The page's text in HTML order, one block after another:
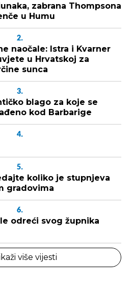
zabrana Thompsona
u Humu
2.
naočale: Istra i Kvarner
u Hrvatskoj za
sunca
3.
blago za koje se
kod Barbarige
4.
5.
koliko je stupnjeva
gradovima
6.
odreći svog župnika
više vijesti